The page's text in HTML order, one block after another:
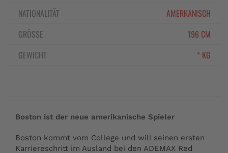
NATIONALITÄT
AMERKANISCH
GRÖSSE
196 CM
GEWICHT
* KG
Boston ist der neue amerikanische Spieler
Boston kommt vom College und will seinen ersten
Karriereschritt im Ausland bei den ADEMAX Red